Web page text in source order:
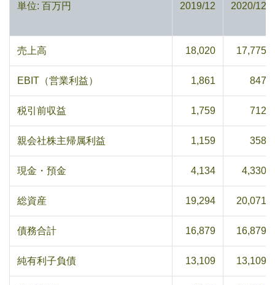
単位: 百万円 2019/12 2020/12
売上高 18,020 17,775
EBIT（営業利益） 1,861 847
税引前収益 1,759 712
親会社株主帰属利益 1,159 358
現金・預金 4,134 4,330
総資産 19,294 20,071
債務合計 16,879 16,879
純有利子負債 13,109 13,109